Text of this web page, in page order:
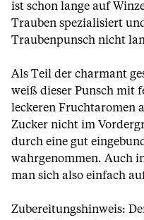
ist schon lange auf
Trauben spezialisiert
Traubenpunsch nicht
Als Teil der charmant
weiß dieser Punsch mit
leckeren Fruchtaromen
Zucker nicht im
durch eine gut
wahrgenommen. Auch
man sich also einfach
Zubereitungshinweis: